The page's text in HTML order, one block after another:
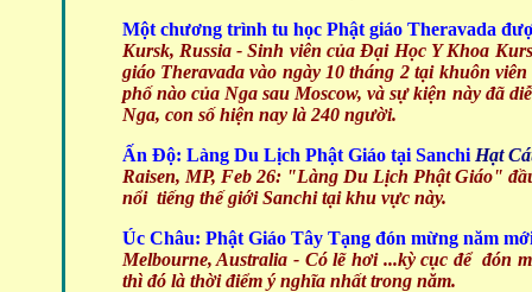
Một chương trình tu học Phật giáo Theravada
Kursk, Russia - Sinh viên của Đại Học Y Khoa
giáo Theravada vào ngày 10 tháng 2 tại khuôn
phố nào của Nga sau Moscow, và sự kiện này đã
Nga, con số hiện nay là 240 người.
Ấn Độ: Làng Du Lịch Phật Giáo tại Sanchi Hạt
Raisen, MP, Feb 26: "Làng Du Lịch Phật Giáo"
nổi tiếng thế giới Sanchi tại khu vực này.
Úc Châu: Phật Giáo Tây Tạng đón mừng năm
Melbourne, Australia - Có lẽ hơi ...kỳ cục để đón
thì đó là thời điểm ý nghĩa nhất trong năm.